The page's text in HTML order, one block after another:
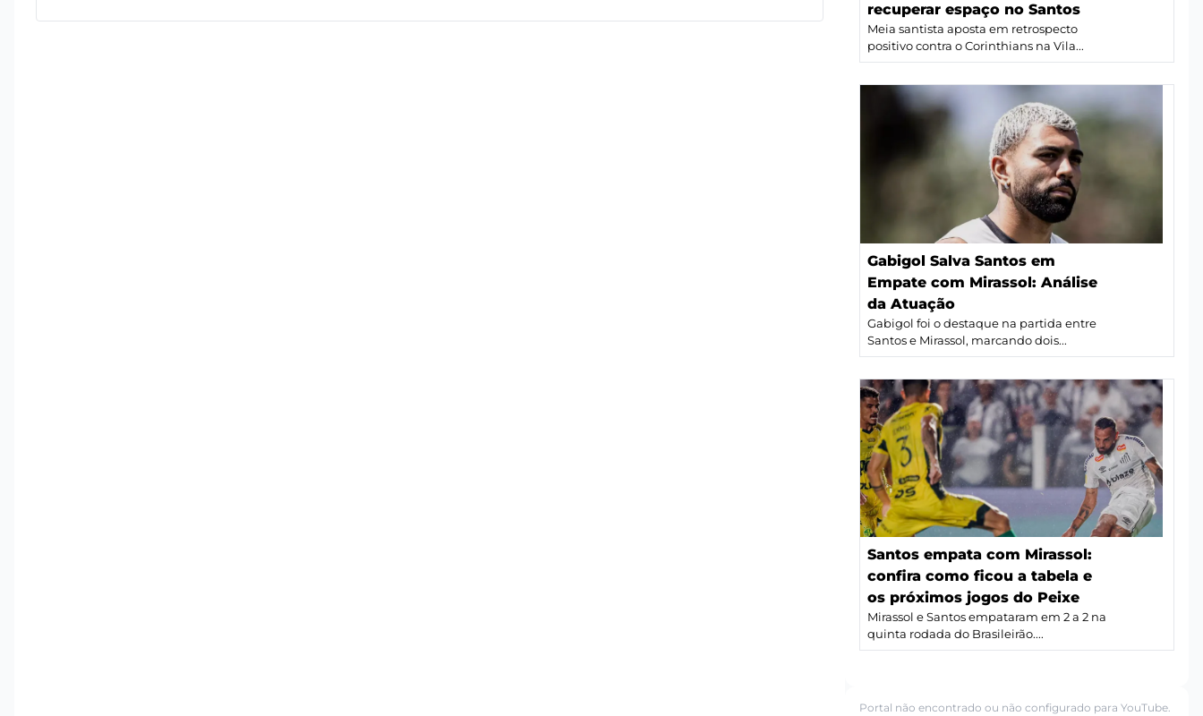
recuperar espaço no Santos
Meia santista aposta em retrospecto
positivo contra o Corinthians na Vila...
Gabigol Salva Santos em
Empate com Mirassol: Análise
da Atuação
Gabigol foi o destaque na partida entre
Santos e Mirassol, marcando dois...
Santos empata com Mirassol:
confira como ficou a tabela e
os próximos jogos do Peixe
Mirassol e Santos empataram em 2 a 2 na
quinta rodada do Brasileirão....
Portal não encontrado ou não configurado para YouTube.